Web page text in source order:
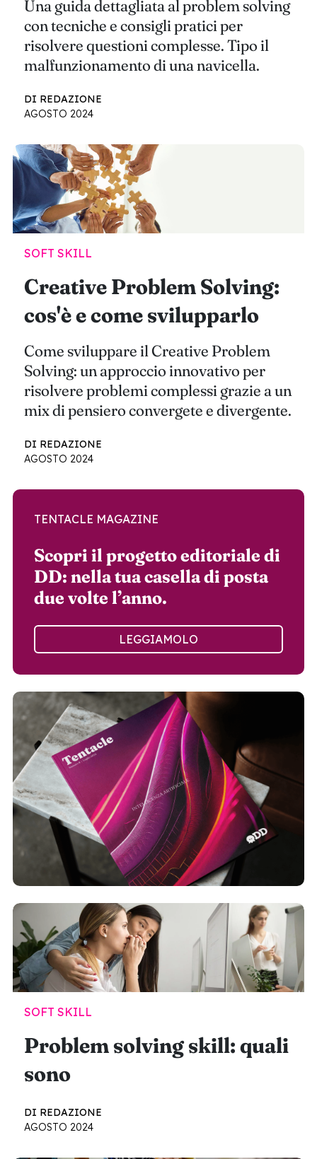
Una guida dettagliata al problem solving
con tecniche e consigli pratici per
risolvere questioni complesse. Tipo il
malfunzionamento di una navicella.
DI REDAZIONE
AGOSTO 2024
SOFT SKILL
Creative Problem Solving:
cos'è e come svilupparlo
Come sviluppare il Creative Problem
Solving: un approccio innovativo per
risolvere problemi complessi grazie a un
mix di pensiero convergete e divergente.
DI REDAZIONE
AGOSTO 2024
TENTACLE MAGAZINE
Scopri il progetto editoriale di
DD: nella tua casella di posta
due volte l’anno.
LEGGIAMOLO
SOFT SKILL
Problem solving skill: quali
sono
DI REDAZIONE
AGOSTO 2024